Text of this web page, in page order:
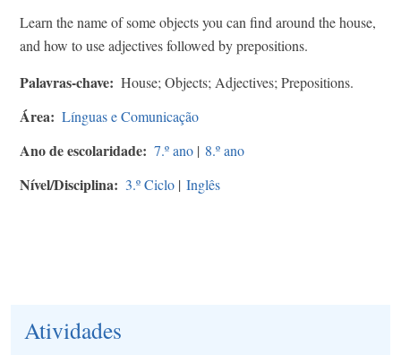
Learn the name of some objects you can find around the house,
and how to use adjectives followed by prepositions.
Palavras-chave House; Objects; Adjectives; Prepositions.
Área Línguas e Comunicação
Ano de escolaridade 7.º ano | 8.º ano
Nível/Disciplina 3.º Ciclo | Inglês
Atividades